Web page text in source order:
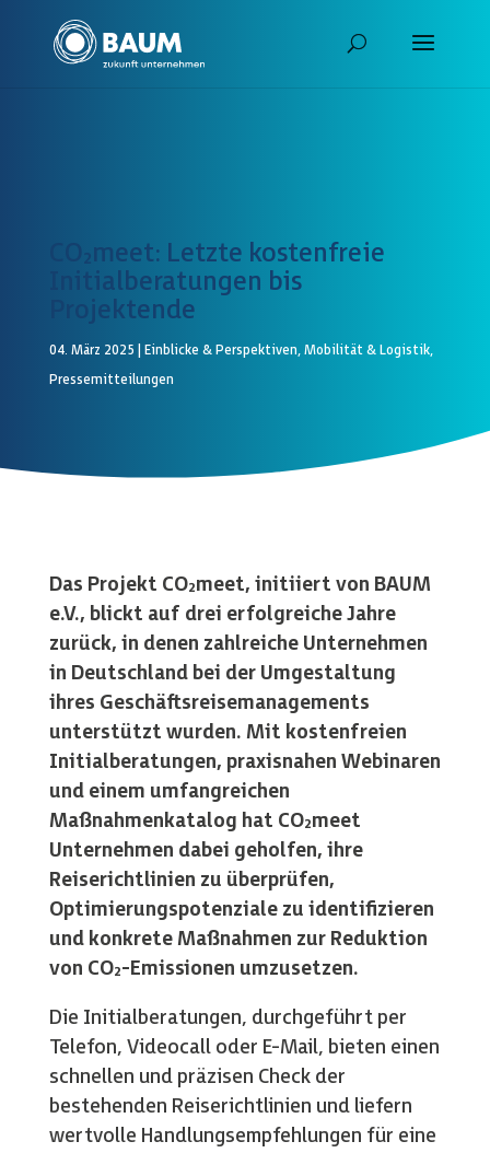
CO₂meet: Letzte kostenfreie
Initialberatungen bis
Projektende
04. März 2025 Einblicke & Perspektiven, Mobilität & Logistik,
Pressemitteilungen
Das Projekt CO₂meet, initiiert von BAUM
e.V., blickt auf drei erfolgreiche Jahre
zurück, in denen zahlreiche Unternehmen
in Deutschland bei der Umgestaltung
ihres Geschäftsreisemanagements
unterstützt wurden. Mit kostenfreien
Initialberatungen, praxisnahen Webinaren
und einem umfangreichen
Maßnahmenkatalog hat CO₂meet
Unternehmen dabei geholfen, ihre
Reiserichtlinien zu überprüfen,
Optimierungspotenziale zu identifizieren
und konkrete Maßnahmen zur Reduktion
von CO₂-Emissionen umzusetzen.
Die Initialberatungen, durchgeführt per
Telefon, Videocall oder E-Mail, bieten einen
schnellen und präzisen Check der
bestehenden Reiserichtlinien und liefern
wertvolle Handlungsempfehlungen für eine